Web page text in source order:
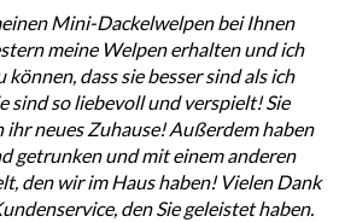
Mini-Dackelwelpen bei Ihnen
meine Welpen erhalten und ich
können, dass sie besser sind als ich
sind so liebevoll und verspielt! Sie
ihr neues Zuhause! Außerdem haben
getrunken und mit einem anderen
den wir im Haus haben! Vielen Dank
den Sie geleistet haben.